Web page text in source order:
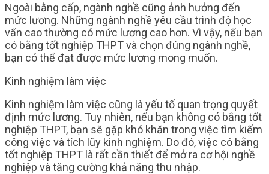
Ngoài bằng cấp, ngành nghề cũng ảnh hưởng đến
mức lương. Những ngành nghề yêu cầu trình độ học
vấn cao thường có mức lương cao hơn. Vì vậy, nếu bạn
có bằng tốt nghiệp THPT và chọn đúng ngành nghề,
bạn có thể đạt được mức lương mong muốn.
Kinh nghiệm làm việc
Kinh nghiệm làm việc cũng là yếu tố quan trọng quyết
định mức lương. Tuy nhiên, nếu bạn không có bằng tốt
nghiệp THPT, bạn sẽ gặp khó khăn trong việc tìm kiếm
công việc và tích lũy kinh nghiệm. Do đó, việc có bằng
tốt nghiệp THPT là rất cần thiết để mở ra cơ hội nghề
nghiệp và tăng cường khả năng thu nhập.